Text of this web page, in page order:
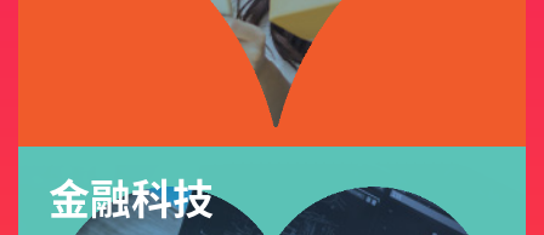
金融科技